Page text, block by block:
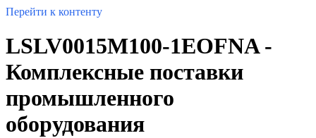
Перейти к контенту
LSLV0015M100-1EOFNA -
Комплексные поставки
промышленного
оборудования